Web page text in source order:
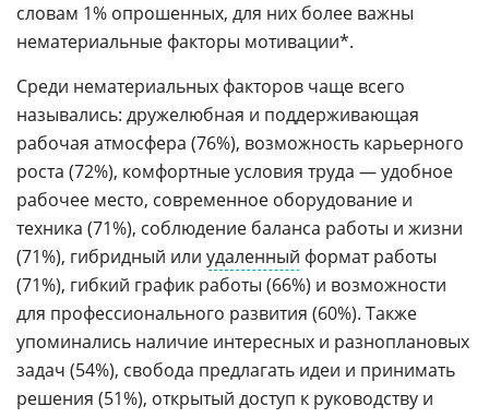
словам 1% опрошенных, для них более важны
нематериальные факторы мотивации*.
Среди нематериальных факторов чаще всего
назывались: дружелюбная и поддерживающая
рабочая атмосфера (76%), возможность карьерного
роста (72%), комфортные условия труда — удобное
рабочее место, современное оборудование и
техника (71%), соблюдение баланса работы и жизни
(71%), гибридный или удаленный формат работы
(71%), гибкий график работы (66%) и возможности
для профессионального развития (60%). Также
упоминались наличие интересных и разноплановых
задач (54%), свобода предлагать идеи и принимать
решения (51%), открытый доступ к руководству и